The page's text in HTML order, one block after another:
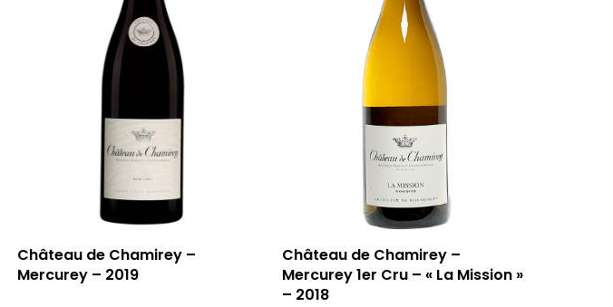
Château de Chamirey –
Mercurey – 2019
Château de Chamirey –
Mercurey 1er Cru – « La Mission »
– 2018